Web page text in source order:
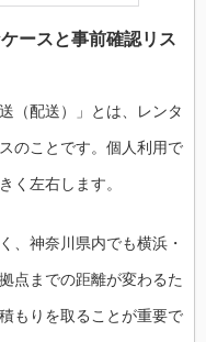
ースと事前確認リス
（配送）」とは、レンタ
のことです。個人利用で
く左右します。
、神奈川県内でも横浜・
点までの距離が変わるた
もりを取ることが重要で